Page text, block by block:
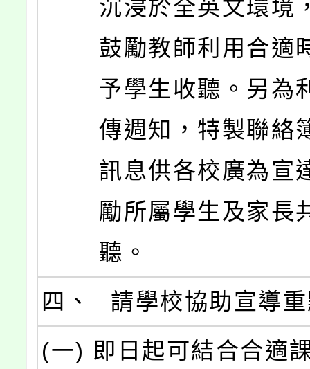
沉浸於全英文環境
鼓勵教師利用合適
予學生收聽。另為
傳週知，特製聯絡
訊息供各校廣為宣
勵所屬學生及家長
聽。
四、
請學校協助宣導
(一) 即日起可結合合適